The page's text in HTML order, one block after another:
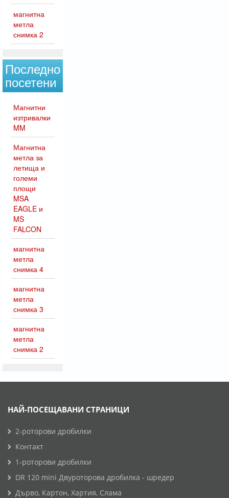
магнитна
метла
снимка 2
Последно
посетени
Магнитни
изтривалки
MM
Магнитна
метла за
летища и
големи
площи
MSA
EAGLE и
MS
FALCON
магнитна
метла
снимка 4
магнитна
метла
снимка 3
магнитна
метла
снимка 2
НАЙ-ПОСЕЩАВАНИ СТРАНИЦИ
2-роторови дробилки
Контакт
1-роторови дробилки
DR 120 mini Двуроторова дробилка - шредер
Дърво, Картон, Хартия, Слама